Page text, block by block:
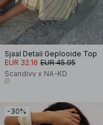
Sjaal Detail Geplooide Top
EUR 32.16 EUR 45.95
Scandivv x NA-KD
-30%